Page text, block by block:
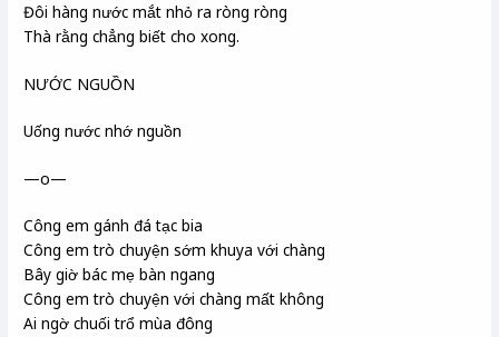
Đôi hàng nước mắt nhỏ ra ròng ròng
Thà rằng chẳng biết cho xong.
NƯỚC NGUỒN
Uống nước nhớ nguồn
—o—
Công em gánh đá tạc bia
Công em trò chuyện sớm khuya với chàng
Bây giờ bác mẹ bàn ngang
Công em trò chuyện với chàng mất không
Ai ngờ chuối trổ mùa đông